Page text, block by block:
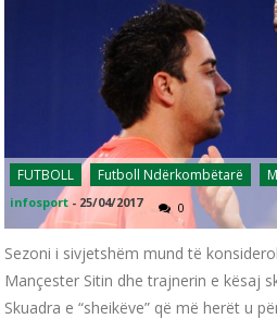
FUTBOLL Futboll Ndërkombëtarë
infosport - 25/04/2017 0
Sezoni i sivjetshëm mund të
Mançester Sitin dhe trajnerin e kësaj
Skuadra e “sheikëve” që më herët u